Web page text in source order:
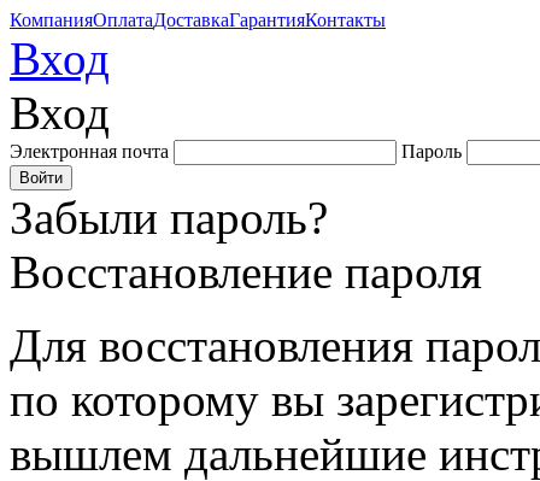
КомпанияОплатаДоставкаГарантияКонтакты
Вход
Вход
Электронная почта Пароль
Забыли пароль?
Восстановление пароля
Для восстановления
по которому вы
вышлем дальнейшие